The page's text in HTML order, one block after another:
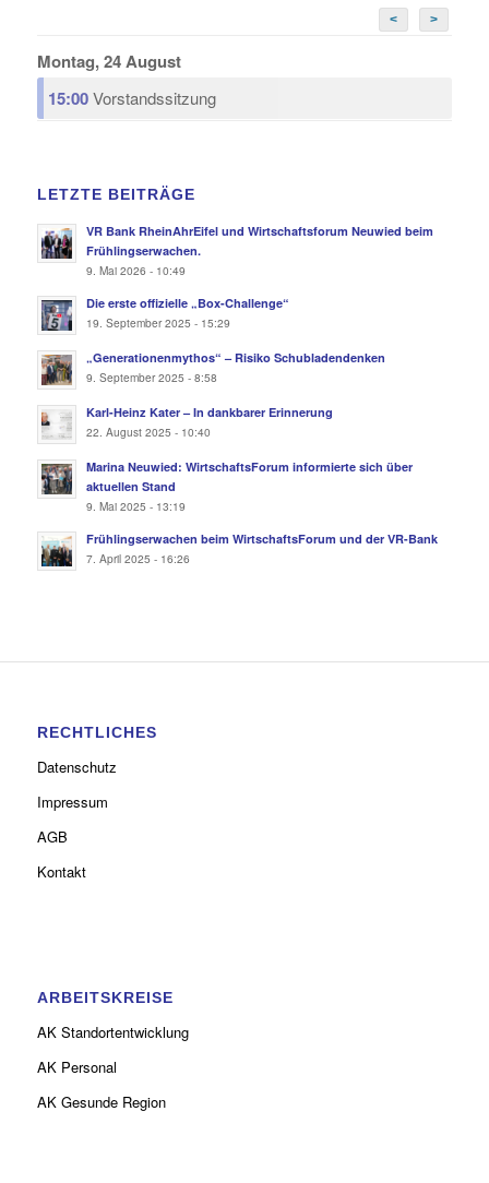
< >
Montag, 24 August
15:00Vorstandssitzung
LETZTE BEITRÄGE
VR Bank RheinAhrEifel und Wirtschaftsforum Neuwied beim
Frühlingserwachen.
9. Mai 2026 - 10:49
Die erste offizielle „Box-Challenge“
19. September 2025 - 15:29
„Generationenmythos“ – Risiko Schubladendenken
9. September 2025 - 8:58
Karl-Heinz Kater – In dankbarer Erinnerung
22. August 2025 - 10:40
Marina Neuwied: WirtschaftsForum informierte sich über
aktuellen Stand
9. Mai 2025 - 13:19
Frühlingserwachen beim WirtschaftsForum und der VR-Bank
7. April 2025 - 16:26
RECHTLICHES
Datenschutz
Impressum
AGB
Kontakt
ARBEITSKREISE
AK Standortentwicklung
AK Personal
AK Gesunde Region